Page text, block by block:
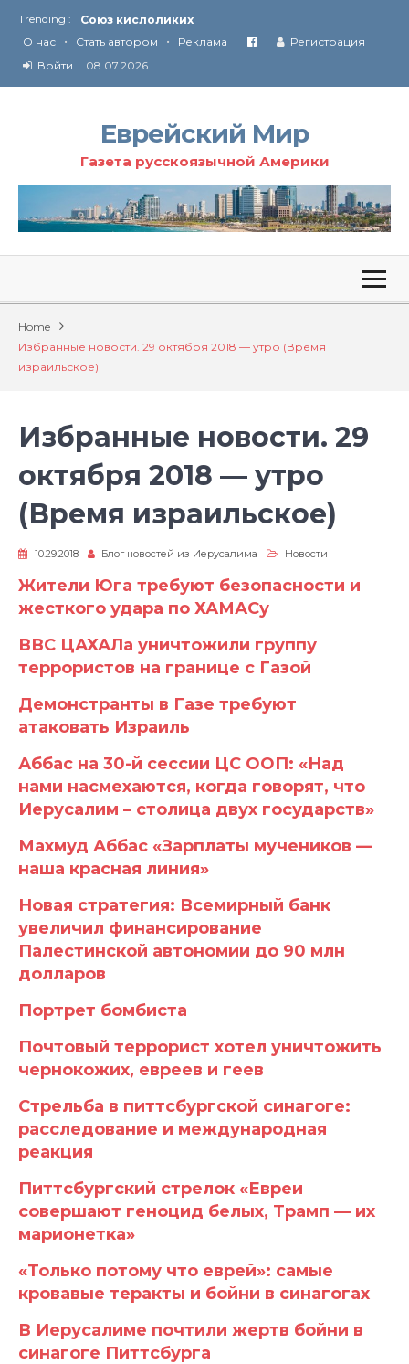
Trending :
Союз кислоликих
Соглашение США с Ираном
О нас • Стать автором • Реклама
Регистрация
Войти
08.07.2026
Еврейский Мир
Газета русскоязычной Америки
Home
Избранные новости. 29 октября 2018 — утро (Время
израильское)
Избранные новости. 29
октября 2018 — утро
(Время израильское)
10.29.2018 Блог новостей из Иерусалима Новости
Жители Юга требуют безопасности и
жесткого удара по ХАМАСу
ВВС ЦАХАЛа уничтожили группу
террористов на границе с Газой
Демонстранты в Газе требуют
атаковать Израиль
Аббас на 30-й сессии ЦС ООП: «Над
нами насмехаются, когда говорят, что
Иерусалим – столица двух государств»
Махмуд Аббас «Зарплаты мучеников —
наша красная линия»
Новая стратегия: Всемирный банк
увеличил финансирование
Палестинской автономии до 90 млн
долларов
Портрет бомбиста
Почтовый террорист хотел уничтожить
чернокожих, евреев и геев
Стрельба в питтсбургской синагоге:
расследование и международная
реакция
Питтсбургский стрелок «Евреи
совершают геноцид белых, Трамп — их
марионетка»
«Только потому что еврей»: самые
кровавые теракты и бойни в синагогах
В Иерусалиме почтили жертв бойни в
синагоге Питтсбурга